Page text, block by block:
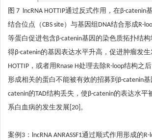
图 7 lncRNA HOTTIP通过反式作用，在β-catenin
结合位点（CBS site）与基因组DNA结合形成R-
等蛋白促进包含β-catenin基因的染色质拓扑结构
得β-catenin的基因表达水平升高，促进肿瘤发
HOTTIP，或者用Rnase H处理去除R-loop结构之
形成相关的蛋白不能被有效的招募到β-catenin
catenin的TAD结构丢失，使β-catenin的表达水
系白血病的发生发展[20]。
案例3：lncRNA ANRASSF1通过顺式作用形成的R-